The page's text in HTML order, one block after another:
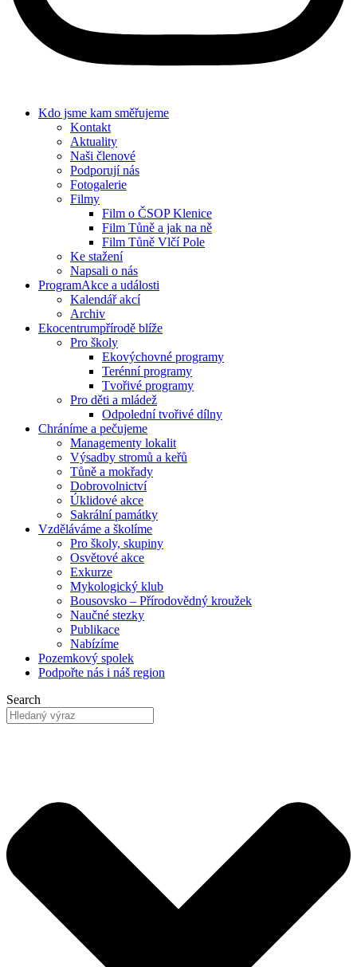
Kdo jsme kam směřujeme
Kontakt
Aktuality
Naši členové
Podporují nás
Fotogalerie
Filmy
Film o ČSOP Klenice
Film Tůně a jak na ně
Film Tůně Vlčí Pole
Ke stažení
Napsali o nás
ProgramAkce a události
Kalendář akcí
Archiv
Ekocentrumpřírodě blíže
Pro školy
Ekovýchovné programy
Terénní programy
Tvořivé programy
Pro děti a mládež
Odpolední tvořivé dílny
Chráníme a pečujeme
Managementy lokalit
Výsadby stromů a keřů
Tůně a mokřady
Dobrovolnictví
Úklidové akce
Sakrální památky
Vzděláváme a školíme
Pro školy, skupiny
Osvětové akce
Exkurze
Mykologický klub
Bousovsko – Přírodovědný kroužek
Naučné stezky
Publikace
Nabízíme
Pozemkový spolek
Podpořte nás i náš region
Search